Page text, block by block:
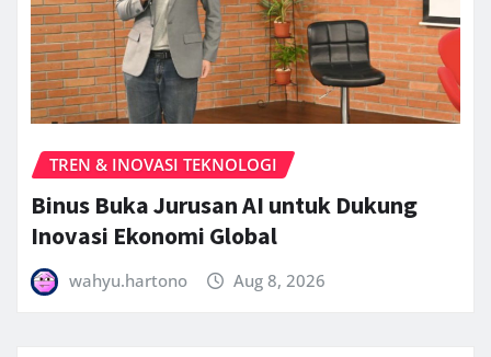
TREN & INOVASI TEKNOLOGI
Binus Buka Jurusan AI untuk Dukung
Inovasi Ekonomi Global
wahyu.hartono Aug 8, 2026